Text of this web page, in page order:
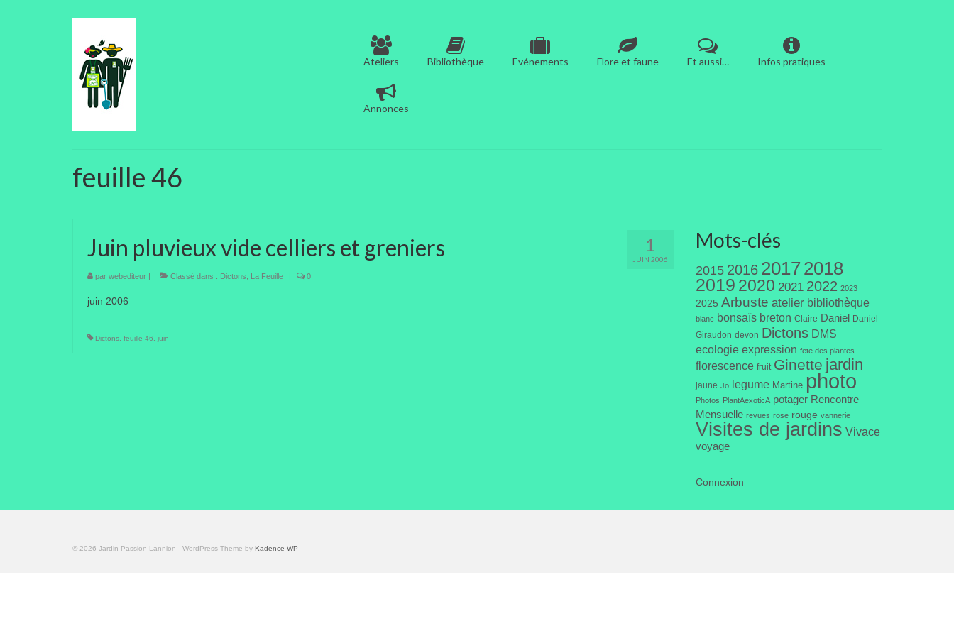
Ateliers Bibliothèque Evénements Flore et faune Et aussi… Infos pratiques
Annonces
feuille 46
1
JUIN 2006
Juin pluvieux vide celliers et greniers
par webediteur | Classé dans : Dictons La Feuille | 0
juin 2006
Dictons feuille 46 juin
Mots-clés
2015 2016 20172018
2019 2020 2021 2022 2023
2025 Arbuste atelier bibliothèque
blanc bonsaïs breton Claire Daniel
Daniel
Giraudon devon Dictons DMS
ecologie expression fete des plantes
florescence fruit Ginette jardin
jaune Jo legume Martine photo
Photos PlantAexoticA potager Rencontre
Mensuelle revues rose rouge vannerie
Visites de jardins Vivace
voyage
Connexion
© 2026 Jardin Passion Lannion - WordPress Theme by Kadence WP